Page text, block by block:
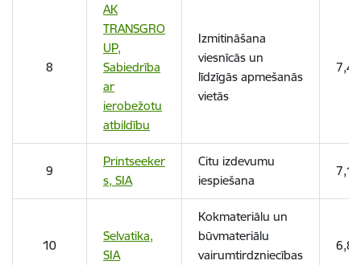
8
AK
TRANSGRO
UP,
Sabiedrība
ar
ierobežotu
atbildību
Izmitināšana
viesnīcās un
līdzīgās apmešanās
vietās
9
Printseeker
s, SIA
Citu izdevumu
iespiešana
10
Selvatika,
SIA
Kokmateriālu un
būvmateriālu
vairumtirdzniecības